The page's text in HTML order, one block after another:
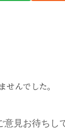
せんでした。
意見お待ちし